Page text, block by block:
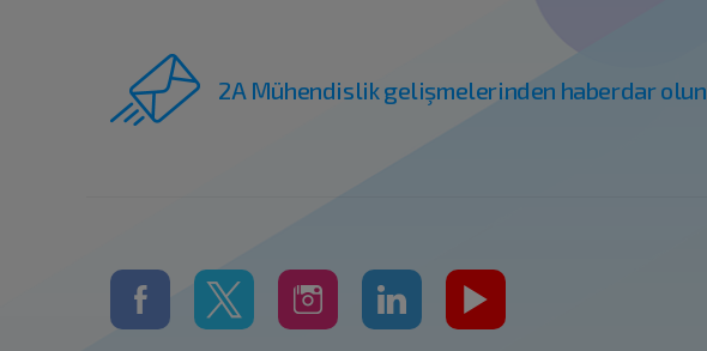
2A Mühendislik gelişmelerinden haberdar olun